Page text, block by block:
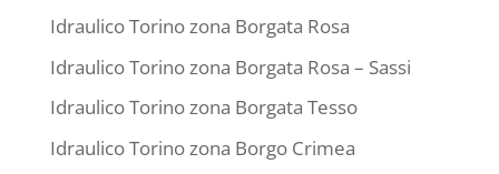
Idraulico Torino zona Borgata Rosa
Idraulico Torino zona Borgata Rosa – Sassi
Idraulico Torino zona Borgata Tesso
Idraulico Torino zona Borgo Crimea